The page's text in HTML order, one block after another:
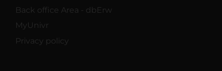
Back office Area - dbErw
MyUnivr
Privacy policy